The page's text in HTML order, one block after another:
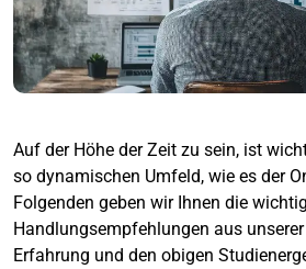
Auf der Höhe der Zeit zu sein, ist
so dynamischen Umfeld, wie es der
Folgenden geben wir Ihnen die
Handlungsempfehlungen aus
Erfahrung und den obigen